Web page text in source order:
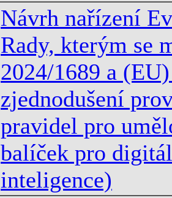
Návrh nařízení
Rady, kterým se
2024/1689 a
zjednodušení
pravidel pro
balíček pro
inteligence)